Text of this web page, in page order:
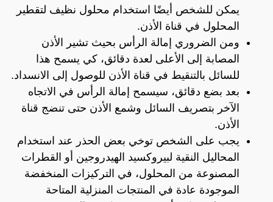
يمكن للشخص أيضًا استخدام محلول نظيف لتقطير
المحلول في قناة الأذن.
ومن الضروري إمالة الرأس بحيث تشير الأذن
المصابة إلى الأعلى لعدة دقائق، كي يسمح هذا
للسائل بالتنقيط في قناة الأذن للوصول إلى الانسداد.
بعد بضع دقائق، سيسمح إمالة الرأس في الاتجاه
الآخر بتصريف السائل وشمع الأذن حتى تنضج قناة
الأذن.
يجب على الشخص توخي بعض الحذر عند استخدام
المحاليل النقية لبيروكسيد الهيدروجين أو القطرات
المصنوعة من المحلول، في التركيزات المنخفضة
الموجودة عادة في المنتجات المنزلية المتاحة